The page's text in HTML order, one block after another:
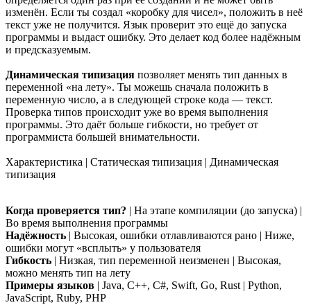
изменён. Если ты создал «коробку для чисел», положить в неё
текст уже не получится. Язык проверит это ещё до запуска
программы и выдаст ошибку. Это делает код более надёжным
и предсказуемым.
Динамическая типизация позволяет менять тип данных в
переменной «на лету». Ты можешь сначала положить в
переменную число, а в следующей строке кода — текст.
Проверка типов происходит уже во время выполнения
программы. Это даёт больше гибкости, но требует от
программиста большей внимательности.
Характеристика | Статическая типизация | Динамическая
типизация
Когда проверяется тип? | На этапе компиляции (до запуска) |
Во время выполнения программы
Надёжность | Высокая, ошибки отлавливаются рано | Ниже,
ошибки могут «всплыть» у пользователя
Гибкость | Низкая, тип переменной неизменен | Высокая,
можно менять тип на лету
Примеры языков | Java, C++, C#, Swift, Go, Rust | Python,
JavaScript, Ruby, PHP